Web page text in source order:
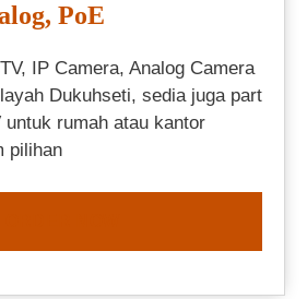
PoE
IP Camera, Analog Camera
Dukuhseti, sedia juga part
untuk rumah atau kantor
pilihan